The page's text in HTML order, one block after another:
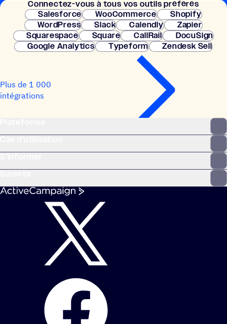
nécessaire. Configuration instantanée.
Connec­tez-vous à tous vos outils préférés
Salesforce
WooCommerce
Shopify
WordPress
Slack Calendly
Zapier
Squarespace
Square CallRail
DocuSign
Google Analytics
Typeform Zendesk Sell
Plus de 1 000
intégrations